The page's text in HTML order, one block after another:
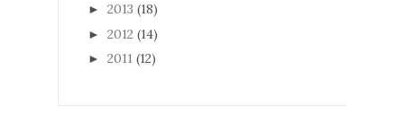
► 2013 (18)
► 2012 (14)
► 2011 (12)